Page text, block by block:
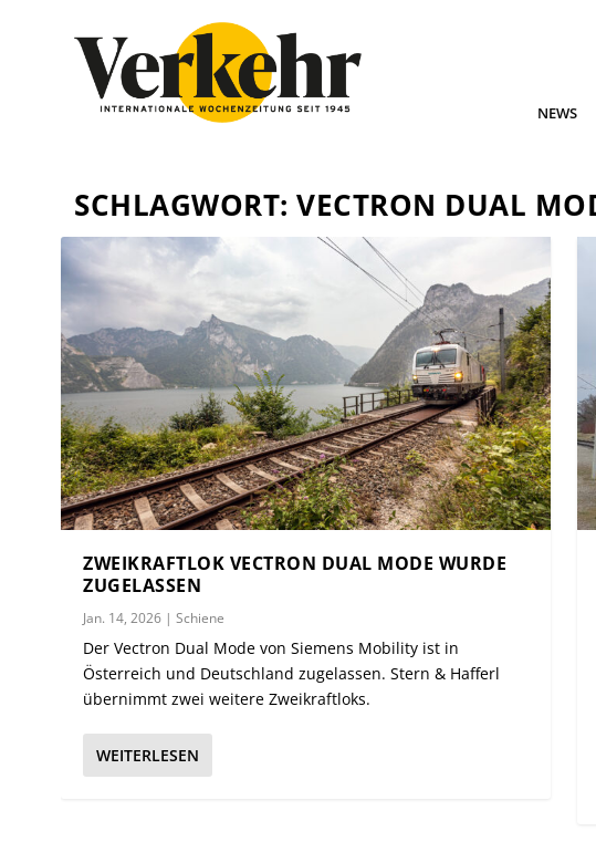
NEWS
SCHLAGWORT:VECTRON DUAL
ZWEIKRAFTLOK VECTRON DUAL MODE WURDE
ZUGELASSEN
Jan. 14, 2026 |Schiene
Der Vectron Dual Mode von Siemens Mobility ist in
Österreich und Deutschland zugelassen. Stern & Hafferl
übernimmt zwei weitere Zweikraftloks.
WEITERLESEN